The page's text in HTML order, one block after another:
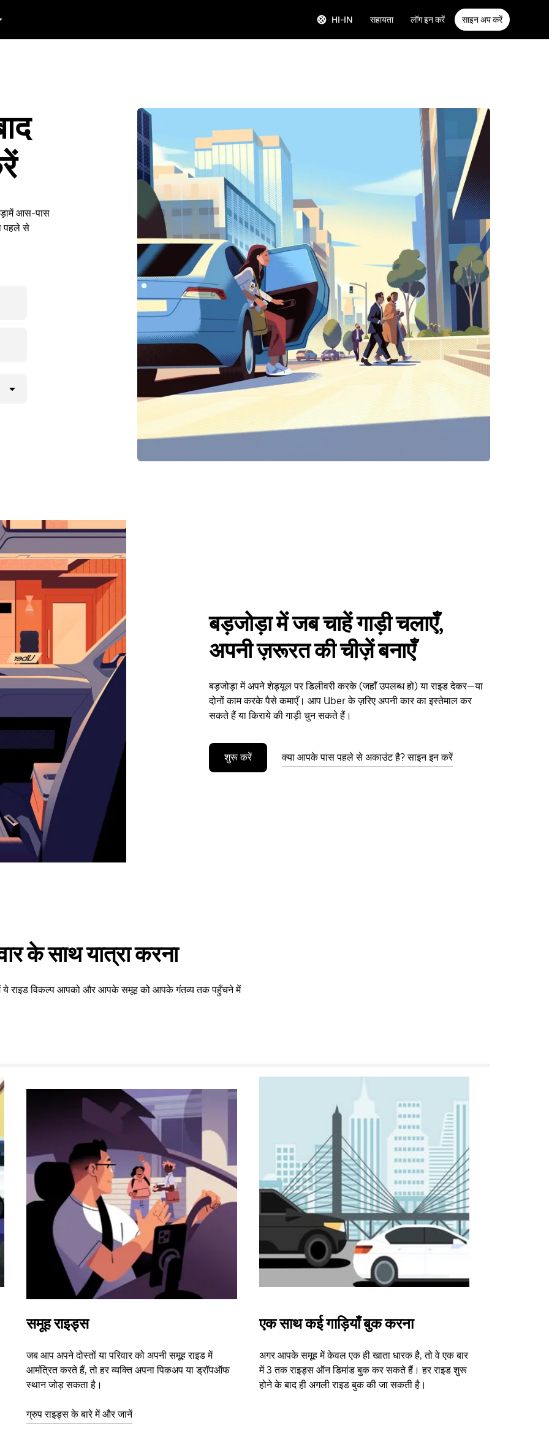
HI-IN सहायता लॉग इन करें साइन अप करें
आस-पास
पहले से
बड़जोड़ा में जब चाहें गाड़ी चलाएँ,
अपनी ज़रूरत की चीज़ें बनाएँ
बड़जोड़ा में अपने शेड्यूल पर डिलीवरी करके (जहाँ उपलब्ध हो) या राइड देकर—या
दोनों काम करके पैसे कमाएँ। आप Uber के ज़रिए अपनी कार का इस्तेमाल कर
सकते हैं या किराये की गाड़ी चुन सकते हैं।
शुरू करें क्या आपके पास पहले से अकाउंट है? साइन इन करें
के साथ यात्रा करना
में ये राइड विकल्प आपको और आपके समूह को आपके गंतव्य तक पहुँचने में
समूह राइड्स
जब आप अपने दोस्तों या परिवार को अपनी समूह राइड में
आमंत्रित करते हैं, तो हर व्यक्ति अपना पिकअप या ड्रॉपऑफ
स्थान जोड़ सकता है।
ग्रुप राइड्स के बारे में और जानें
एक साथ कई गाड़ियाँ बुक करना
अगर आपके समूह में केवल एक ही खाता धारक है, तो वे एक बार
में 3 तक राइड्स ऑन डिमांड बुक कर सकते हैं। हर राइड शुरू
होने के बाद ही अगली राइड बुक की जा सकती है।